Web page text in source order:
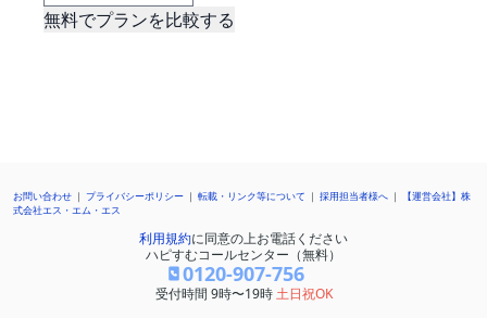
無料でプランを比較する
お問い合わせ プライバシーポリシー 転載・リンク等について 採用担当者様へ
【運営会社】株
式会社エス・エム・エス
利用規約に同意の上お電話ください
ハピすむコールセンター（無料）
0120-907-756
受付時間 9時〜19時土日祝OK